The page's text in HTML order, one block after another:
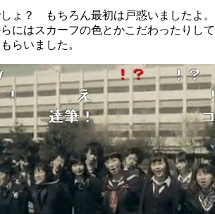
ょ？ もちろん最初は戸惑いましたよ。
にはスカーフの色とかこだわったりして
らいました。